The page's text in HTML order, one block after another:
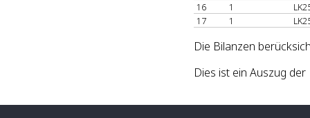
16
1
17
1
Die Bilanzen
Dies ist ein Auszug